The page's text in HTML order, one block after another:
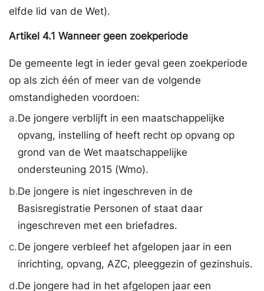
elfde lid van de Wet).
Artikel 4.1 Wanneer geen zoekperiode
De gemeente legt in ieder geval geen zoekperiode
op als zich één of meer van de volgende
omstandigheden voordoen:
a.De jongere verblijft in een maatschappelijke
opvang, instelling of heeft recht op opvang op
grond van de Wet maatschappelijke
ondersteuning 2015 (Wmo).
b.De jongere is niet ingeschreven in de
Basisregistratie Personen of staat daar
ingeschreven met een briefadres.
c.De jongere verbleef het afgelopen jaar in een
inrichting, opvang, AZC, pleeggezin of gezinshuis.
d.De jongere had in het afgelopen jaar een